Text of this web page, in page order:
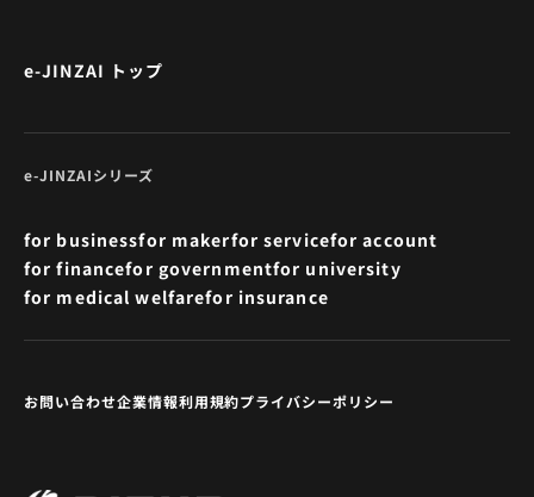
e-JINZAI トップ
e-JINZAIシリーズ
for businessfor makerfor servicefor account
for financefor governmentfor university
for medical welfarefor insurance
お問い合わせ企業情報利用規約プライバシーポリシー